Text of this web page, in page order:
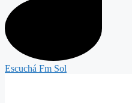
Escuchá Fm Sol